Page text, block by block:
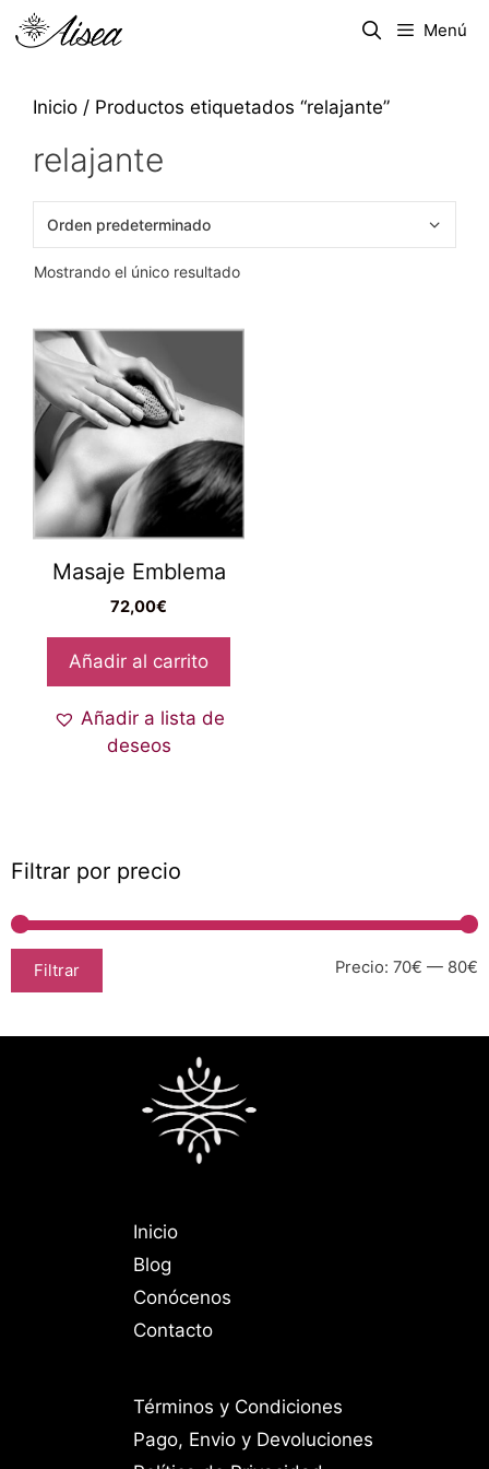
Menú
Inicio / Productos etiquetados “relajante”
relajante
Mostrando el único resultado
Masaje Emblema
72,00€
Añadir al carrito
Añadir a lista de
deseos
Filtrar por precio
Filtrar Precio: 70€ — 80€
Inicio
Blog
Conócenos
Contacto
Términos y Condiciones
Pago, Envio y Devoluciones